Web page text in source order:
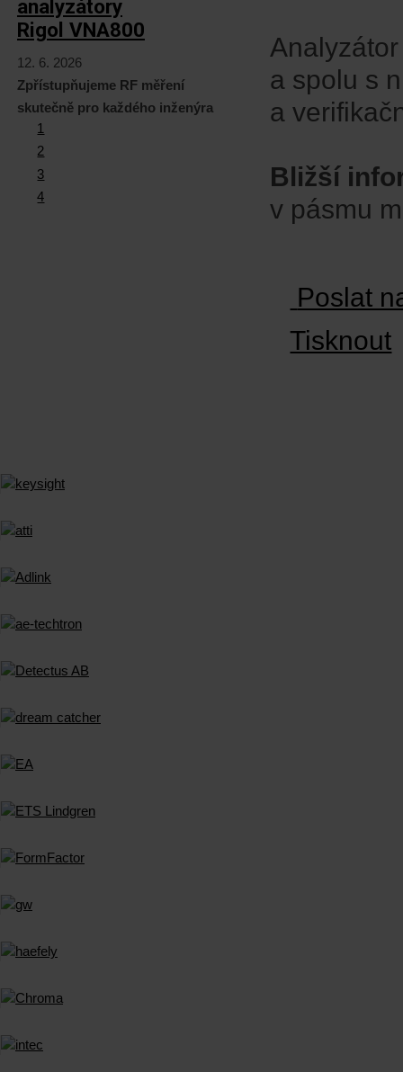
a spolu s
a
Bližší
v pásmu
Poslat
Tisknout
analyzátory
Rigol VNA800
12. 6. 2026
Zpřístupňujeme RF měření
skutečně pro každého inženýra
1
2
3
4